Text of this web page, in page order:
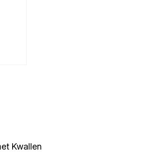
Kwallen